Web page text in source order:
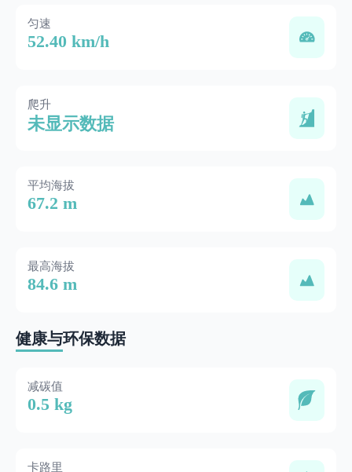
匀速
52.40 km/h
爬升
未显示数据
平均海拔
67.2 m
最高海拔
84.6 m
健康与环保数据
减碳值
0.5 kg
卡路里